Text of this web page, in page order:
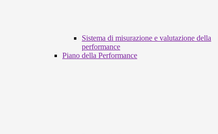
Sistema di misurazione e valutazione della
performance
Piano della Performance